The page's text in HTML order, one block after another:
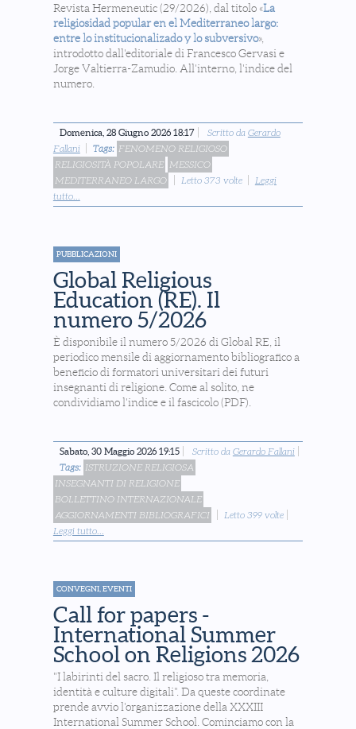
Revista Hermeneutic (29/2026), dal titolo «La
religiosidad popular en el Mediterraneo largo:
entre lo institucionalizado y lo subversivo»,
introdotto dall'editoriale di Francesco Gervasi e
Jorge Valtierra-Zamudio. All'interno, l'indice del
numero.
Domenica, 28 Giugno 2026 18:17 Scritto da Gerardo
Fallani
Tags: FENOMENO RELIGIOSO
RELIGIOSITÀ POPOLARE
MESSICO
MEDITERRANEO LARGO
Letto 373 volte
Leggi
tutto...
PUBBLICAZIONI
Global Religious
Education (RE). Il
numero 5/2026
È disponibile il numero 5/2026 di Global RE, il
periodico mensile di aggiornamento bibliografico a
beneficio di formatori universitari dei futuri
insegnanti di religione. Come al solito, ne
condividiamo l'indice e il fascicolo (PDF).
Sabato, 30 Maggio 2026 19:15 Scritto da Gerardo Fallani
Tags: ISTRUZIONE RELIGIOSA
INSEGNANTI DI RELIGIONE
BOLLETTINO INTERNAZIONALE
AGGIORNAMENTI BIBLIOGRAFICI
Letto 399 volte
Leggi tutto...
CONVEGNI, EVENTI
Call for papers -
International Summer
School on Religions 2026
"I labirinti del sacro. Il religioso tra memoria,
identità e culture digitali". Da queste coordinate
prende avvio l'organizzazione della XXXIII
International Summer School. Cominciamo con la